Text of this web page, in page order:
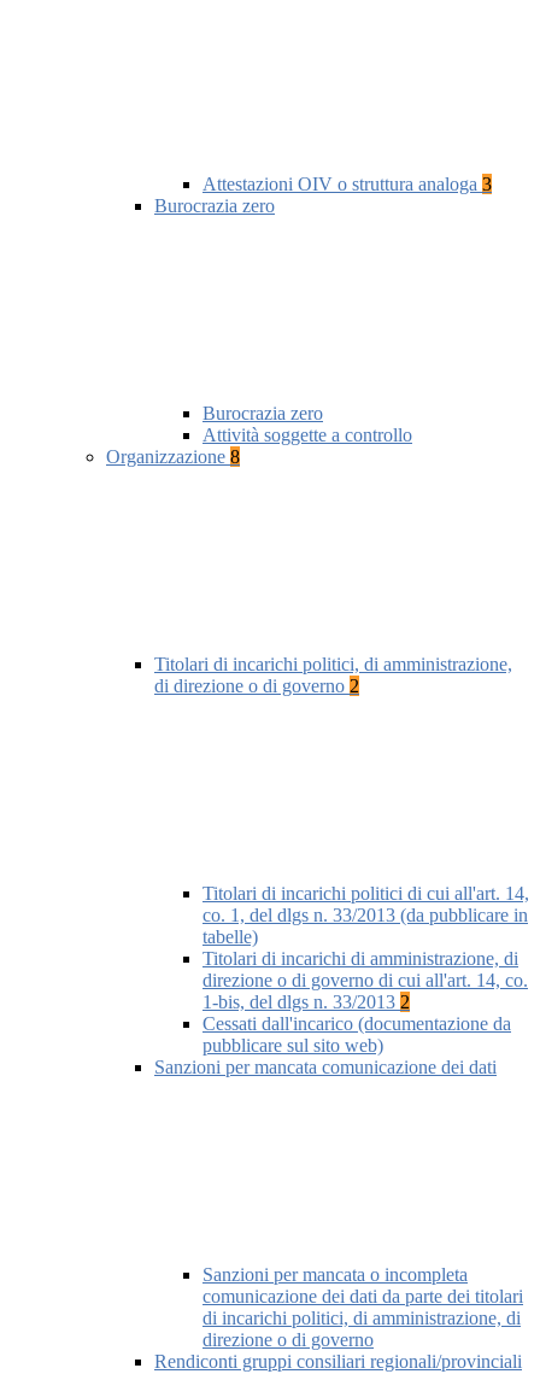
Attestazioni OIV o struttura analoga 3
Burocrazia zero
Burocrazia zero
Attività soggette a controllo
Organizzazione 8
Titolari di incarichi politici, di amministrazione,
di direzione o di governo 2
Titolari di incarichi politici di cui all'art. 14,
co. 1, del dlgs n. 33/2013 (da pubblicare in
tabelle)
Titolari di incarichi di amministrazione, di
direzione o di governo di cui all'art. 14, co.
1-bis, del dlgs n. 33/2013 2
Cessati dall'incarico (documentazione da
pubblicare sul sito web)
Sanzioni per mancata comunicazione dei dati
Sanzioni per mancata o incompleta
comunicazione dei dati da parte dei titolari
di incarichi politici, di amministrazione, di
direzione o di governo
Rendiconti gruppi consiliari regionali/provinciali